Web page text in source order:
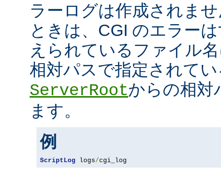
ラーログは作成されま
ときは、CGI のエラー
えられているファイル
相対パスで指定されて
ServerRootからの相対
ます。
例
ScriptLog logs/cgi_log